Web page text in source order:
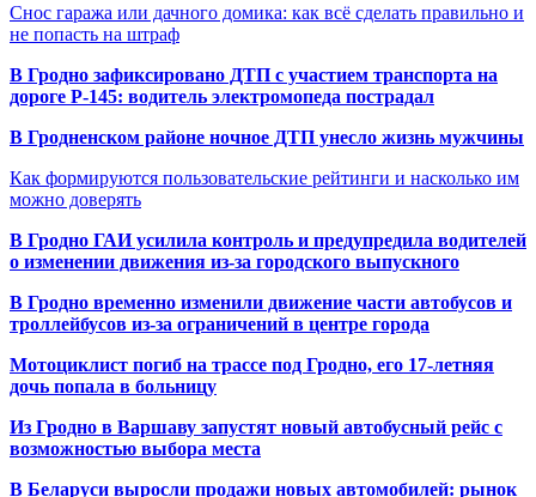
Снос гаража или дачного домика: как всё сделать правильно и
не попасть на штраф
В Гродно зафиксировано ДТП с участием транспорта на
дороге Р-145: водитель электромопеда пострадал
В Гродненском районе ночное ДТП унесло жизнь мужчины
Как формируются пользовательские рейтинги и насколько им
можно доверять
В Гродно ГАИ усилила контроль и предупредила водителей
о изменении движения из-за городского выпускного
В Гродно временно изменили движение части автобусов и
троллейбусов из-за ограничений в центре города
Мотоциклист погиб на трассе под Гродно, его 17-летняя
дочь попала в больницу
Из Гродно в Варшаву запустят новый автобусный рейс с
возможностью выбора места
В Беларуси выросли продажи новых автомобилей: рынок